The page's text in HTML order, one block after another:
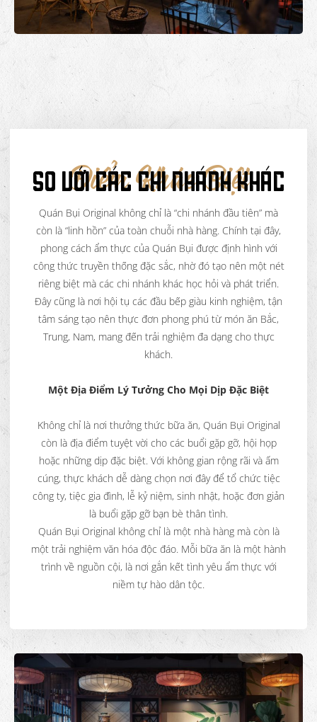
Điểm Khác Biệt
SO VỚI CÁC CHI NHÁNH KHÁC
Quán Bụi Original không chỉ là “chi nhánh đầu tiên” mà
còn là “linh hồn” của toàn chuỗi nhà hàng. Chính tại đây,
phong cách ẩm thực của Quán Bụi được định hình với
công thức truyền thống đặc sắc, nhờ đó tạo nên một nét
riêng biệt mà các chi nhánh khác học hỏi và phát triển.
Đây cũng là nơi hội tụ các đầu bếp giàu kinh nghiệm, tận
tâm sáng tạo nên thực đơn phong phú từ món ăn Bắc,
Trung, Nam, mang đến trải nghiệm đa dạng cho thực
khách.
Một Địa Điểm Lý Tưởng Cho Mọi Dịp Đặc Biệt
Không chỉ là nơi thưởng thức bữa ăn, Quán Bụi Original
còn là địa điểm tuyệt vời cho các buổi gặp gỡ, hội họp
hoặc những dịp đặc biệt. Với không gian rộng rãi và ấm
cúng, thực khách dễ dàng chọn nơi đây để tổ chức tiệc
công ty, tiệc gia đình, lễ kỷ niệm, sinh nhật, hoặc đơn giản
là buổi gặp gỡ bạn bè thân tình.
Quán Bụi Original không chỉ là một nhà hàng mà còn là
một trải nghiệm văn hóa độc đáo. Mỗi bữa ăn là một hành
trình về nguồn cội, là nơi gắn kết tình yêu ẩm thực với
niềm tự hào dân tộc.